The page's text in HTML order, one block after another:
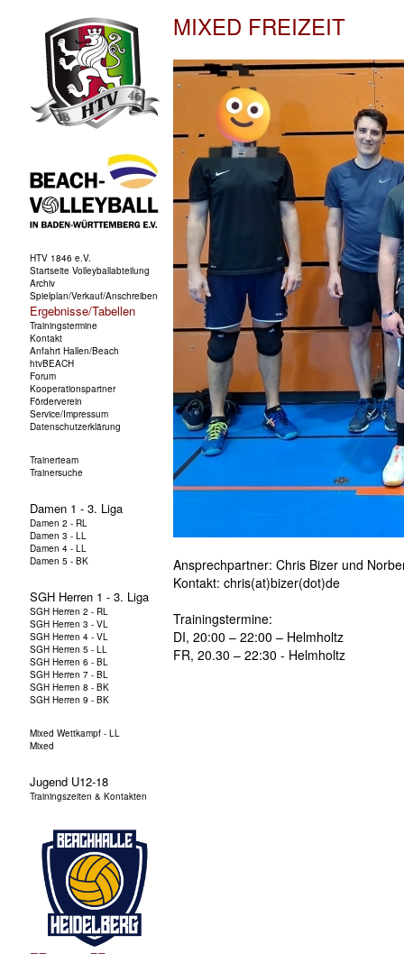
MIXED FREIZEIT
Ansprechpartner: Chris Bizer und
Kontakt: chris(at)bizer(dot)de
Trainingstermine:
DI, 20:00 – 22:00 – Helmholtz
FR, 20.30 – 22:30 - Helmholtz